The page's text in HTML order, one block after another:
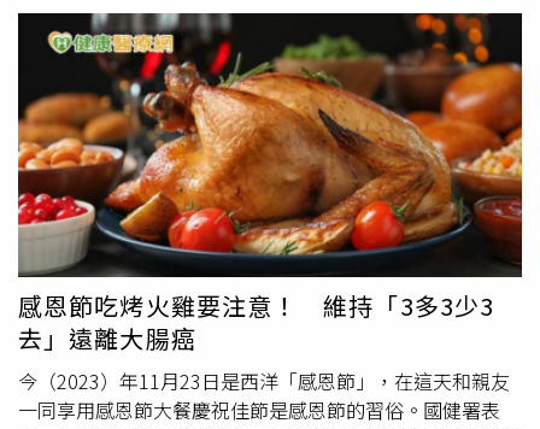
症年齡中位數（64歲）更早發生。當心這些特徵有高復發風
險 一旦捲土重來就難纏！乳癌依據荷爾蒙接受體
（ER/PR）以及第二型人類表皮生長因子接受體
（HER2），分為多種亞型，每一型之臨床特徵、存活率和
治療策略各不相同。其中，最大宗為荷爾蒙接受體陽性
（HR+,HER2-）占約6成。一般認為荷爾蒙接受體陽性早期
乳癌預後較佳，但若是高復發風險族群，其預後與惡名昭彰
的三陰性乳癌一樣棘手，不可不慎。 趙醫師說明，乳癌亞
型中的管腔B型患者儘管是荷爾蒙接受體陽性，但復發風險
比較高，無論管腔B1型或管腔B2（三陽性）型都比管腔A型
預後差。其中荷爾蒙接受體陽性早期乳癌患者中的高復發風
險族群佔所有乳癌患者約2-3成。研究顯示，復發患者中約8
成以上在手術後5年內發生，約3成是在手術後2年內就復
發。目前乳癌的標準治療流程是先切片檢查確認病理報告，
感恩節吃烤火雞要注意！ 維持「3多3少3
去」遠離大腸癌
今（2023）年11月23日是西洋「感恩節」，在這天和親友
一同享用感恩節大餐慶祝佳節是感恩節的習俗。國健署表